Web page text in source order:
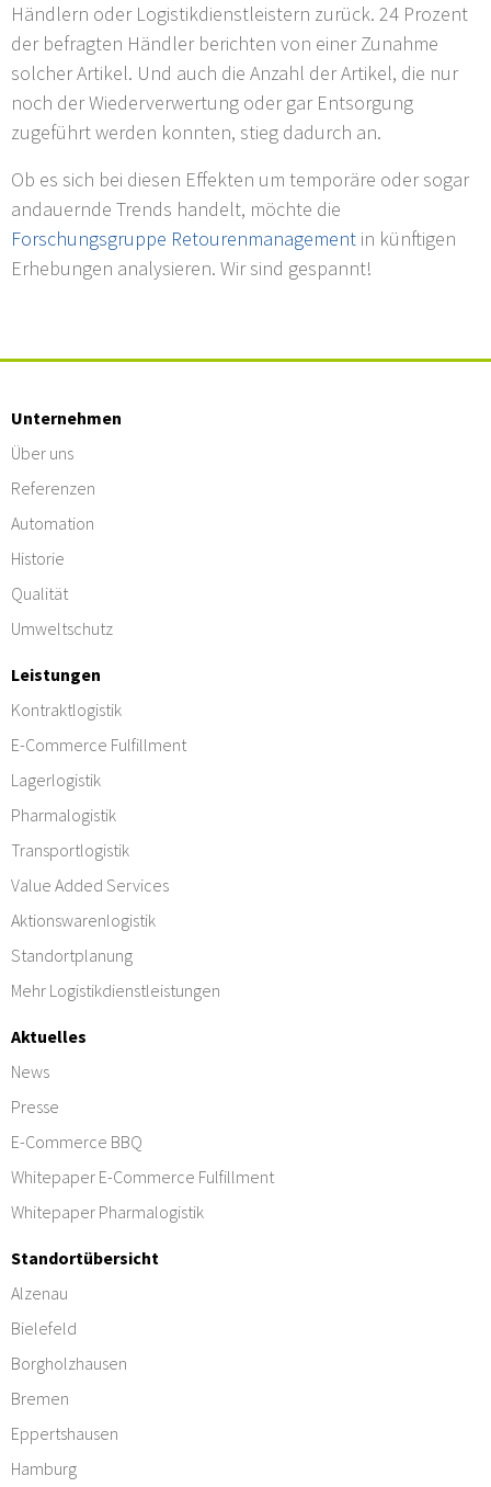
Händlern oder Logistikdienstleistern zurück. 24 Prozent
der befragten Händler berichten von einer Zunahme
solcher Artikel. Und auch die Anzahl der Artikel, die nur
noch der Wiederverwertung oder gar Entsorgung
zugeführt werden konnten, stieg dadurch an.
Ob es sich bei diesen Effekten um temporäre oder sogar
andauernde Trends handelt, möchte die
Forschungsgruppe Retourenmanagement in künftigen
Erhebungen analysieren. Wir sind gespannt!
Unternehmen
Über uns
Referenzen
Automation
Historie
Qualität
Umweltschutz
Leistungen
Kontraktlogistik
E-Commerce Fulfillment
Lagerlogistik
Pharmalogistik
Transportlogistik
Value Added Services
Aktionswarenlogistik
Standortplanung
Mehr Logistikdienstleistungen
Aktuelles
News
Presse
E-Commerce BBQ
Whitepaper E-Commerce Fulfillment
Whitepaper Pharmalogistik
Standortübersicht
Alzenau
Bielefeld
Borgholzhausen
Bremen
Eppertshausen
Hamburg